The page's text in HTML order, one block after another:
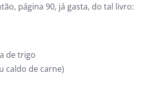
página 90, já gasta, do tal livro:
de trigo
caldo de carne)